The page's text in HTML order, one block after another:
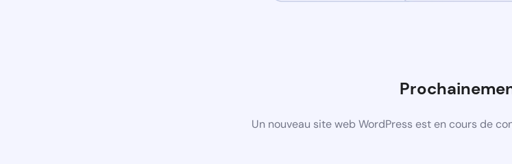
Un nouveau site web WordPress est en cours de